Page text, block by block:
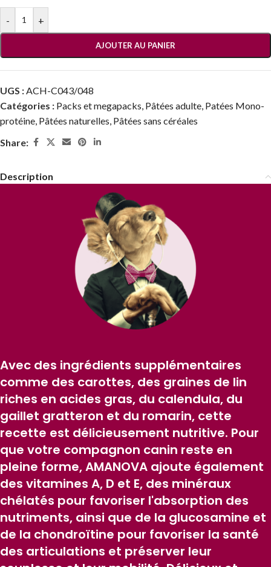
- +
AJOUTER AU PANIER
UGS :ACH-C043/048
Catégories : Packs et megapacks, Pâtées adulte, Patées Mono-
protéine, Pâtées naturelles, Pâtées sans céréales
Share:
Description
Avec des ingrédients supplémentaires
comme des carottes, des graines de lin
riches en acides gras, du calendula, du
gaillet gratteron et du romarin, cette
recette est délicieusement nutritive. Pour
que votre compagnon canin reste en
pleine forme, AMANOVA ajoute également
des vitamines A, D et E, des minéraux
chélatés pour favoriser l'absorption des
nutriments, ainsi que de la glucosamine et
de la chondroïtine pour favoriser la santé
des articulations et préserver leur